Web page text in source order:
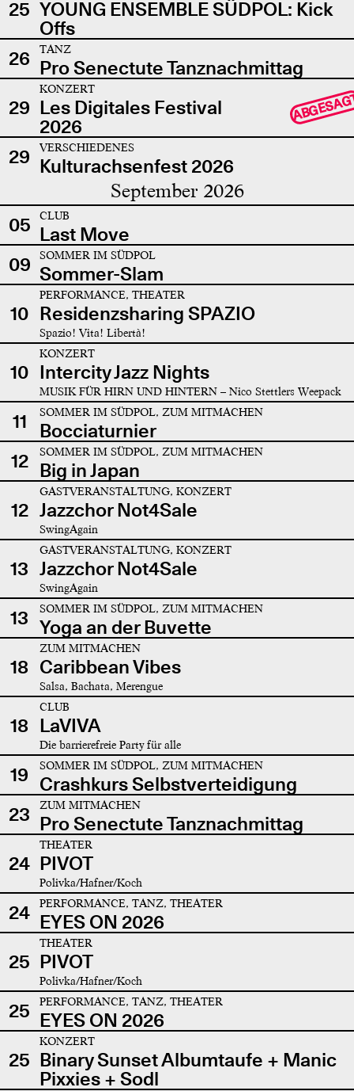
25 YOUNG ENSEMBLE SÜDPOL: Kick
Offs
26
TANZ
Pro Senectute Tanznachmittag
29
KONZERT
Les Digitales Festival
2026
29 VERSCHIEDENES
Kulturachsenfest 2026
September 2026
05 CLUB
Last Move
09
SOMMER IM SÜDPOL
Sommer-Slam
10
PERFORMANCE, THEATER
Residenzsharing SPAZIO
Spazio! Vita! Libertà!
10
KONZERT
Intercity Jazz Nights
MUSIK FÜR HIRN UND HINTERN – Nico Stettlers Weepack
11 SOMMER IM SÜDPOL, ZUM MITMACHEN
Bocciaturnier
12
SOMMER IM SÜDPOL, ZUM MITMACHEN
Big in Japan
12
GASTVERANSTALTUNG, KONZERT
Jazzchor Not4Sale
SwingAgain
13
GASTVERANSTALTUNG, KONZERT
Jazzchor Not4Sale
SwingAgain
13 SOMMER IM SÜDPOL, ZUM MITMACHEN
Yoga an der Buvette
18
ZUM MITMACHEN
Caribbean Vibes
Salsa, Bachata, Merengue
18
CLUB
LaVIVA
Die barrierefreie Party für alle
19 SOMMER IM SÜDPOL, ZUM MITMACHEN
Crashkurs Selbstverteidigung
23
ZUM MITMACHEN
Pro Senectute Tanznachmittag
24
THEATER
PIVOT
Polivka/Hafner/Koch
24 PERFORMANCE, TANZ, THEATER
EYES ON 2026
25
THEATER
PIVOT
Polivka/Hafner/Koch
25 PERFORMANCE, TANZ, THEATER
EYES ON 2026
25
KONZERT
Binary Sunset Albumtaufe + Manic
Pixxies + Sodl